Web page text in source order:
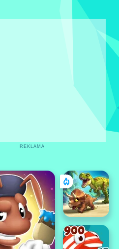
REKLAMA